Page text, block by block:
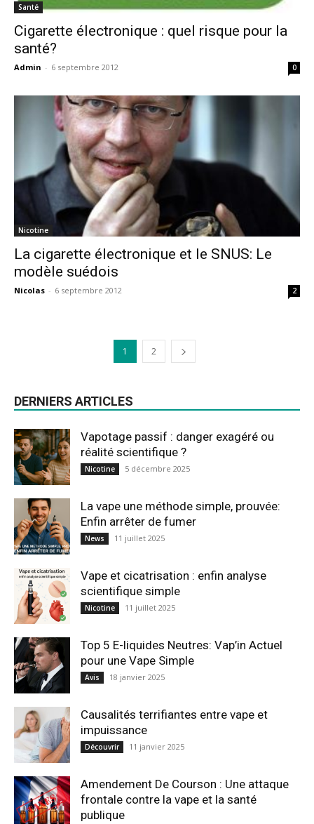
Santé
Cigarette électronique : quel risque pour la
santé?
Admin - 6 septembre 2012 0
Nicotine
La cigarette électronique et le SNUS: Le
modèle suédois
Nicolas - 6 septembre 2012 2
1 2
DERNIERS ARTICLES
Vapotage passif : danger exagéré ou
réalité scientifique ?
Nicotine 5 décembre 2025
La vape une méthode simple, prouvée:
Enfin arrêter de fumer
News 11 juillet 2025
Vape et cicatrisation : enfin analyse
scientifique simple
Nicotine 11 juillet 2025
Top 5 E-liquides Neutres: Vap’in Actuel
pour une Vape Simple
Avis 18 janvier 2025
Causalités terrifiantes entre vape et
impuissance
Découvrir 11 janvier 2025
Amendement De Courson : Une attaque
frontale contre la vape et la santé
publique